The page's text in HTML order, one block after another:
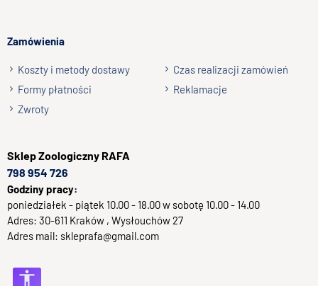
Zamówienia
Koszty i metody dostawy
Czas realizacji zamówień
Formy płatności
Reklamacje
Zwroty
SklepZoologiczny RAFA
798 954 726
Godziny pracy:
poniedziałek - piątek 10.00 - 18.00 w sobotę 10.00 - 14.00
Adres: 30-611 Kraków , Wysłouchów 27
Adres mail: skleprafa@gmail.com